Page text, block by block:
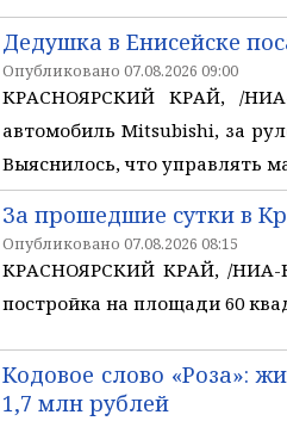
Дедушка в Енисейске
Опубликовано 07.08.2026 09:00
КРАСНОЯРСКИЙ КРАЙ, /
автомобиль Mitsubishi, за
Выяснилось, что управлять
За прошедшие сутки в
Опубликовано 07.08.2026 08:15
КРАСНОЯРСКИЙ КРАЙ, /НИА-
постройка на площади 60
Кодовое слово «Роза»:
1,7 млн рублей